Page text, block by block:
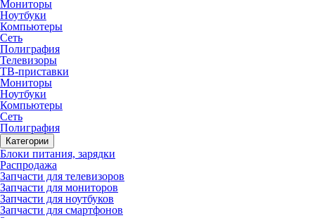
Мониторы
Ноутбуки
Компьютеры
Сеть
Полиграфия
Телевизоры
ТВ-приставки
Мониторы
Ноутбуки
Компьютеры
Сеть
Полиграфия
Категории
Блоки питания, зарядки
Распродажа
Запчасти для телевизоров
Запчасти для мониторов
Запчасти для ноутбуков
Запчасти для смартфонов